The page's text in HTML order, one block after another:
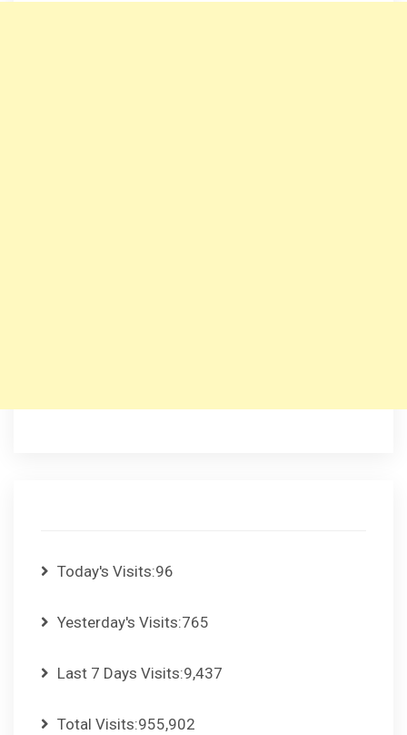
Today's Visits:96
Yesterday's Visits:765
Last 7 Days Visits:9,437
Total Visits:955,902